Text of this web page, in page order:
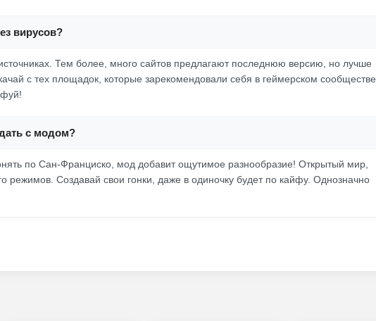
вирусов?
Тем более, много сайтов предлагают последнюю версию, но лучше
с тех площадок, которые зарекомендовали себя в геймерском сообществе.
с модом?
по Сан-Франциско, мод добавит ощутимое разнообразие! Открытый мир,
режимов. Создавай свои гонки, даже в одиночку будет по кайфу. Однозначно